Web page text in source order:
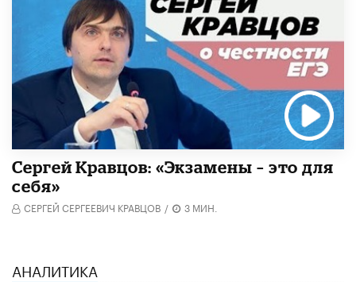
Сергей Кравцов: «Экзамены – это для
себя»
СЕРГЕЙ СЕРГЕЕВИЧ КРАВЦОВ / 3 МИН.
АНАЛИТИКА